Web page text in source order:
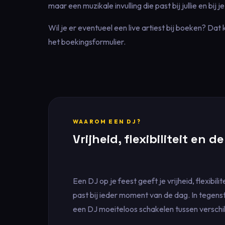
maar een muzikale invulling die past bij jullie en bij
Wil je er eventueel een live artiest bij boeken? Dat
het boekingsformulier.
WAAROM EEN DJ?
Vrijheid, flexibiliteit en
Een DJ op je feest geeft je vrijheid,
past bij ieder moment van de dag. In
een DJ moeiteloos schakelen tussen